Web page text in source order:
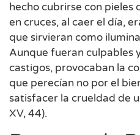
hecho cubrirse con pieles
en cruces, al caer el día,
que sirvieran como
Aunque fueran culpables
castigos, provocaban la
que perecían no por el
satisfacer la crueldad de
XV, 44).